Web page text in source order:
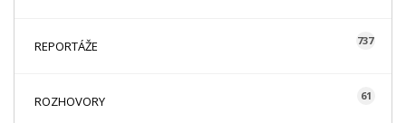
REPORTÁŽE 737
ROZHOVORY 61